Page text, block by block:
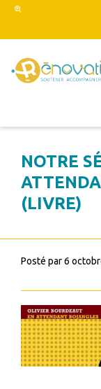
NOTRE
(LIVRE)
Posté par6